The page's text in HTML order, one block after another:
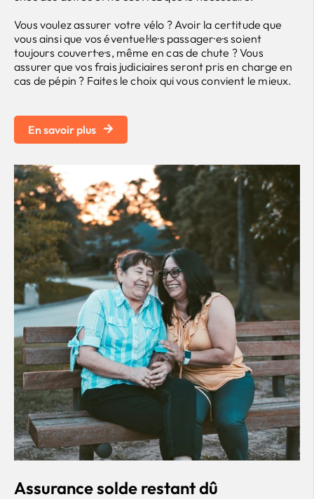
Vous voulez assurer votre vélo ? Avoir la certitude que
vous ainsi que vos éventuel·le·s passager·e·s soient
toujours couvert·e·s, même en cas de chute ? Vous
assurer que vos frais judiciaires seront pris en charge en
cas de pépin ? Faites le choix qui vous convient le mieux.
En savoir plus
Assurance solde restant dû